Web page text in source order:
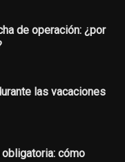
de operación: ¿por
las vacaciones
cómo